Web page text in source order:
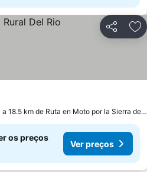
Partilhar
a 18.5 km de Ruta en Moto por la Sierra de
os preços
Ver preços